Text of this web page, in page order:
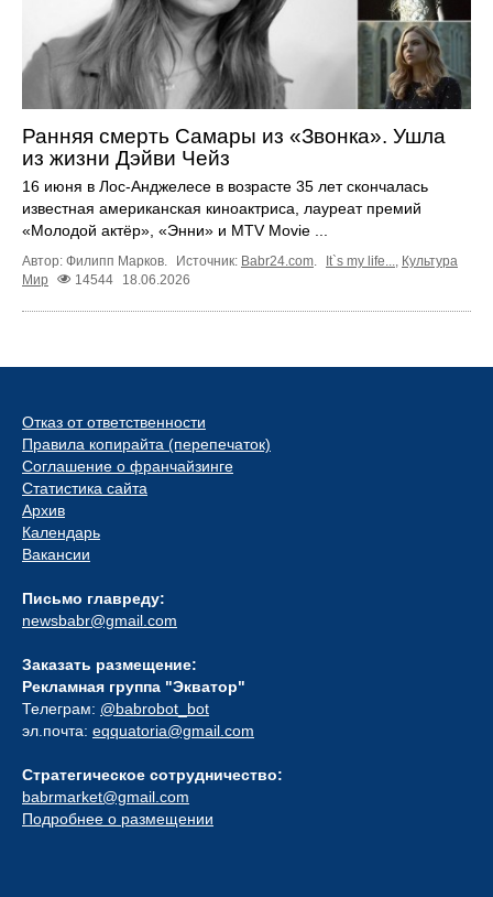
Ранняя смерть Самары из «Звонка». Ушла
из жизни Дэйви Чейз
16 июня в Лос-Анджелесе в возрасте 35 лет скончалась
известная американская киноактриса, лауреат премий
«Молодой актёр», «Энни» и MTV Movie ...
Автор: Филипп Марков. Источник: Babr24.com. It`s my life..., Культура
Мир
14544 18.06.2026
Отказ от ответственности
Правила копирайта (перепечаток)
Соглашение о франчайзинге
Статистика сайта
Архив
Календарь
Вакансии
Письмо главреду:
newsbabr@gmail.com
Заказать размещение:
Рекламная группа "Экватор"
Телеграм: @babrobot_bot
эл.почта: eqquatoria@gmail.com
Стратегическое сотрудничество:
babrmarket@gmail.com
Подробнее о размещении